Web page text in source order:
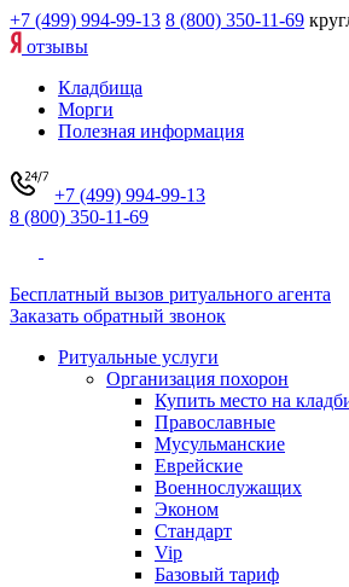
+7 (499) 994-99-13 8 (800) 350-11-69
отзывы
Кладбища
Морги
Полезная информация
+7 (499) 994-99-13
8 (800) 350-11-69
Бесплатный вызов ритуального агента
Заказать обратный звонок
Ритуальные услуги
Организация похорон
Купить место на
Православные
Мусульманские
Еврейские
Военнослужащих
Эконом
Стандарт
Vip
Базовый тариф